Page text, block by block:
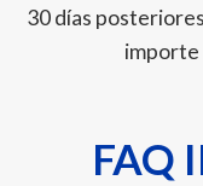
30 días
importe
FAQ